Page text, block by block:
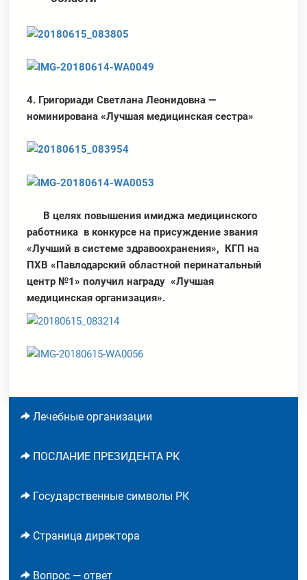
4. Григориади Светлана Леонидовна —
номинирована «Лучшая медицинская сестра»
В целях повышения имиджа медицинского
работника в конкурсе на присуждение звания
«Лучший в системе здравоохранения», КГП на
ПХВ «Павлодарский областной перинатальный
центр №1» получил награду«Лучшая
медицинская организация».
Лечебные организации
ПОСЛАНИЕ ПРЕЗИДЕНТА РК
Государственные символы РК
Страница директора
Вопрос — ответ